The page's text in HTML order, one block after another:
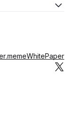
WhitePaper